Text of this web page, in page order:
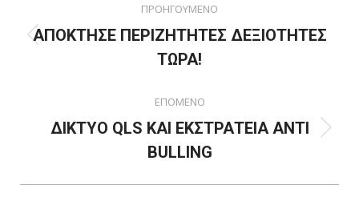
navigation
ΠΡΟΗΓΟΥΜΕΝΟ
Previous
post:
ΑΠΟΚΤΗΣΕ ΠΕΡΙΖΗΤΗΤΕΣ ΔΕΞΙΟΤΗΤΕΣ
ΤΩΡΑ!
ΕΠΟΜΕΝΟ
Next
post:
ΔΙΚΤΥΟ QLS ΚΑΙ ΕΚΣΤΡΑΤΕΙΑ ΑΝΤΙ
BULLING